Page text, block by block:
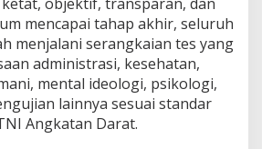
e
c
a
b
a
P
K
T
mencapai tahap akhir, seluruh
menjalani serangkaian tes yang
administrasi, kesehatan,
mental ideologi, psikologi,
lainnya sesuai standar
Angkatan Darat.